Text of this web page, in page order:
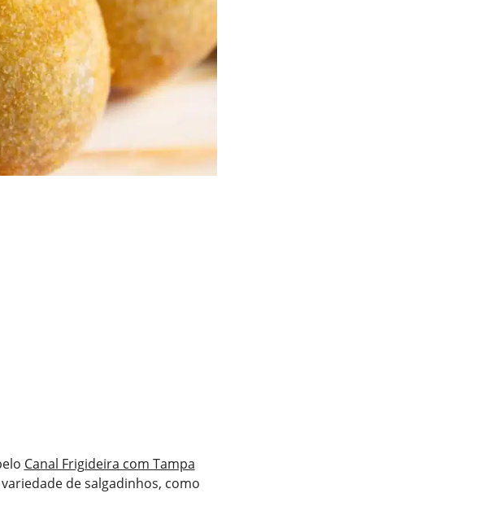
Canal Frigideira com Tampa
de salgadinhos, como